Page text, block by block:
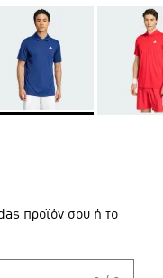
προϊόν σου ή το